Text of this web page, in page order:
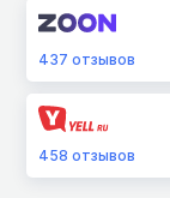
437 отзывов
458 отзывов